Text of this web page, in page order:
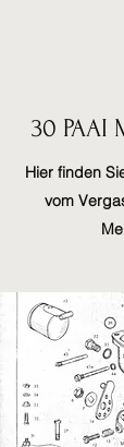
30 PAAI
Hier finden
vom